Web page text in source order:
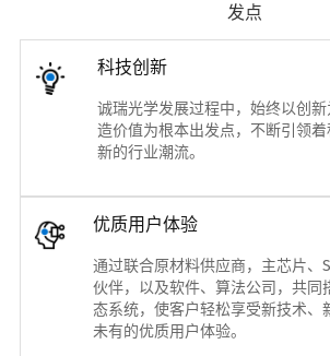
发点
科技创新
诚瑞光学发展过程中，始终以创新
造价值为根本出发点，不断引领
新的行业潮流。
优质用户体验
通过联合原材料供应商，主芯片、
伙伴，以及软件、算法公司，共同
态系统，使客户轻松享受新技术、
未有的优质用户体验。